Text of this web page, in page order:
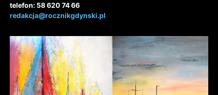
telefon: 58 620 74 66
redakcja@rocznikgdynski.pl